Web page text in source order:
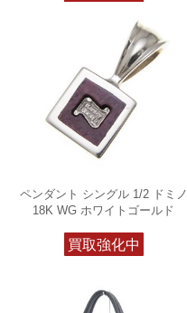
ペンダント シングル 1/2 ドミノ
18K WG ホワイトゴールド
買取強化中